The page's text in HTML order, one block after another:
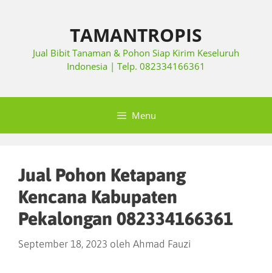
TAMANTROPIS
Jual Bibit Tanaman & Pohon Siap Kirim Keseluruh
Indonesia | Telp. 082334166361
Menu
Jual Pohon Ketapang
Kencana Kabupaten
Pekalongan 082334166361
September 18, 2023 oleh Ahmad Fauzi